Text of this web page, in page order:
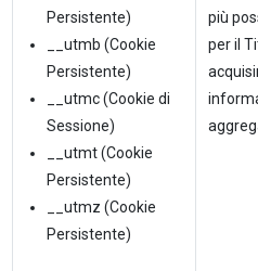
Persistente)
__utmb (Cookie
Persistente)
__utmc (Cookie di
Sessione)
__utmt (Cookie
Persistente)
__utmz (Cookie
Persistente)
più
per il